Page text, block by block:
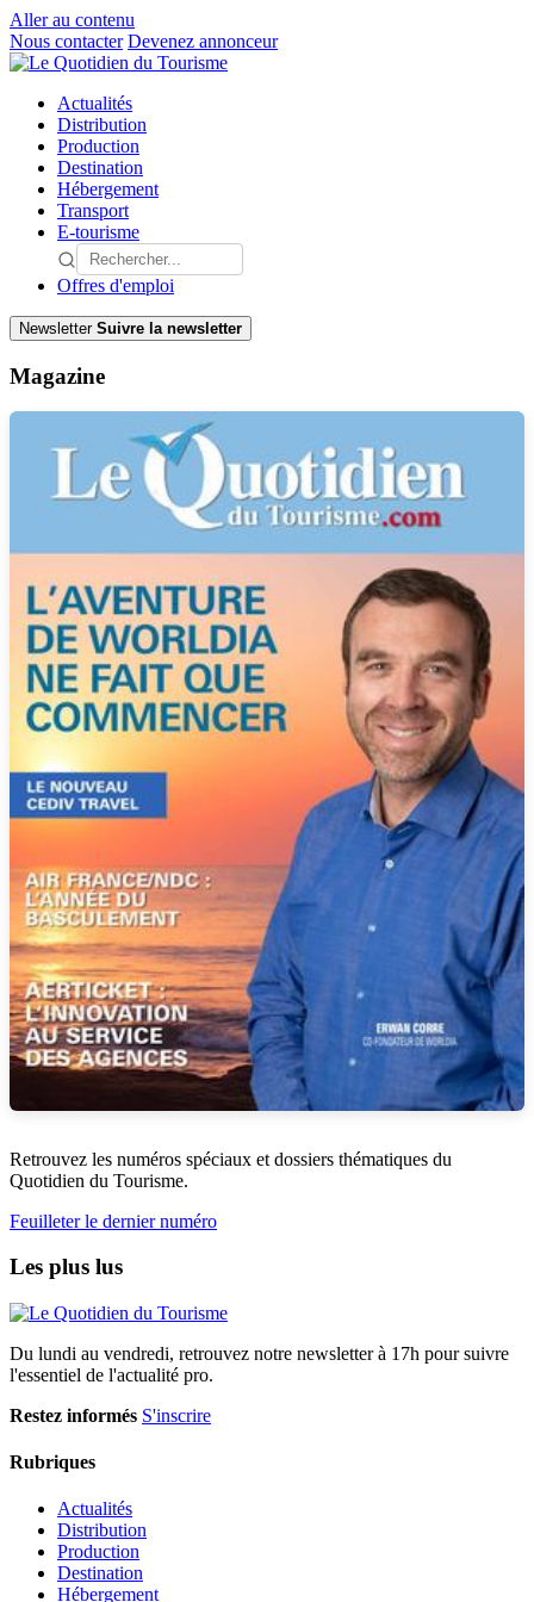
Aller au contenu
Nous contacter Devenez annonceur
Actualités
Distribution
Production
Destination
Hébergement
Transport
E-tourisme
Offres d'emploi
Newsletter Suivre la newsletter
Magazine
Retrouvez les numéros spéciaux et dossiers thématiques du
Quotidien du Tourisme.
Feuilleter le dernier numéro
Les plus lus
Du lundi au vendredi, retrouvez notre newsletter à 17h pour suivre
l'essentiel de l'actualité pro.
Restez informés S'inscrire
Rubriques
Actualités
Distribution
Production
Destination
Hébergement